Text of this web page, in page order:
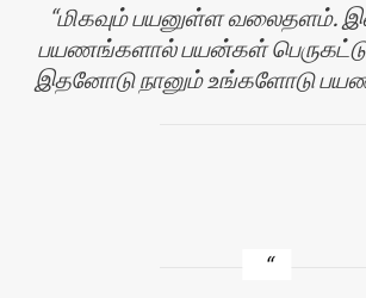
மிகவும் பயனுள்ள வலைதளம்.
பயணங்களால் பயன்கள்
இதனோடு நானும் உங்களோடு